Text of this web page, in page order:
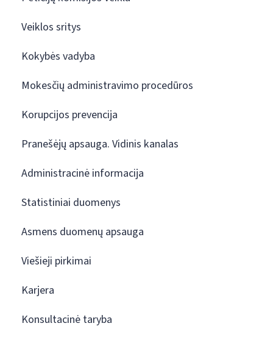
Veiklos sritys
Kokybės vadyba
Mokesčių administravimo procedūros
Korupcijos prevencija
Pranešėjų apsauga. Vidinis kanalas
Administracinė informacija
Statistiniai duomenys
Asmens duomenų apsauga
Viešieji pirkimai
Karjera
Konsultacinė taryba